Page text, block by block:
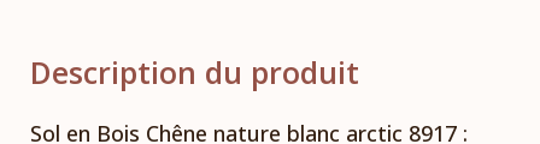
Description du produit
Sol en Bois Chêne nature blanc arctic 8917 :